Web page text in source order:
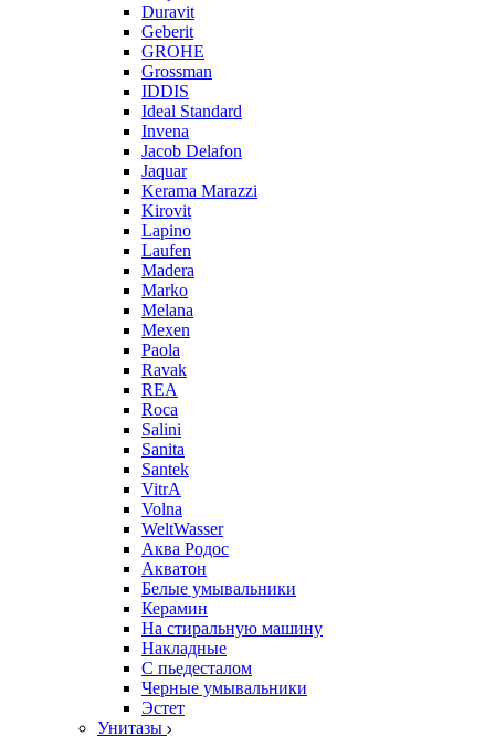
Duravit
Geberit
GROHE
Grossman
IDDIS
Ideal Standard
Invena
Jacob Delafon
Jaquar
Kerama Marazzi
Kirovit
Lapino
Laufen
Madera
Marko
Melana
Mexen
Paola
Ravak
REA
Roca
Salini
Sanita
Santek
VitrA
Volna
WeltWasser
Аква Родос
Акватон
Белые умывальники
Керамин
На стиральную машину
Накладные
С пьедесталом
Черные умывальники
Эстет
Унитазы